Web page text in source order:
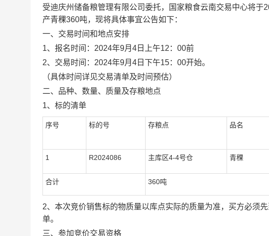
受迪庆州储备粮管理有限公司委托，国家粮食云南交易中心将于
产青稞360吨，现将具体事宜公告如下：
一、交易时间和地点安排
1、报名时间：2024年9月4日上午12：00前
2、交易时间：2024年9月4日下午15：00开始。
（具体时间详见交易清单及时间预估）
二、品种、数量、质量及存粮地点
1、标的清单
序号 标的号 存粮点 品名
1 R2024086 主库区4-4号仓 青稞
合计 360吨
2、本次竞价销售标的物质量以库点实际的质量为准，买方必须
单。
三、参加竞价交易资格